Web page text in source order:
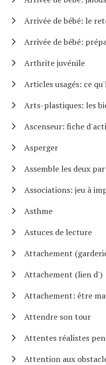
Arrivée de bébé: le
Arrivée de bébé:
Arthrite juvénile
Articles usagés: ce
Arts-plastiques: les
Ascenseur: fiche
Asperger
Assemble les deux
Associations: jeu à
Asthme
Astuces de lecture
Attachement
Attachement (lien d')
Attachement: être
Attendre son tour
Attentes réalistes
Attention aux